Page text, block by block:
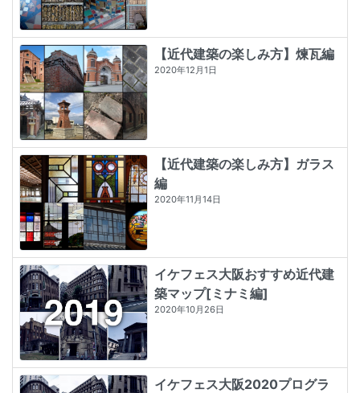
【近代建築の楽しみ方】煉瓦編
2020年12月1日
【近代建築の楽しみ方】ガラス
編
2020年11月14日
イケフェス大阪おすすめ近代建
築マップ[ミナミ編]
2020年10月26日
イケフェス大阪2020プログラ